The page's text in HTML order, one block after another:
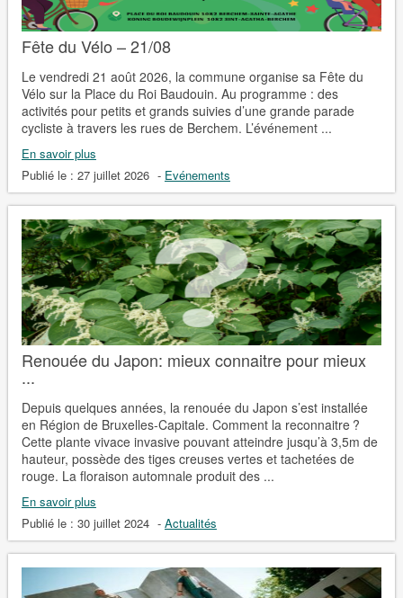
Fête du Vélo – 21/08
Le vendredi 21 août 2026, la commune organise sa Fête du
Vélo sur la Place du Roi Baudouin. Au programme : des
activités pour petits et grands suivies d’une grande parade
cycliste à travers les rues de Berchem. L’événement ...
En savoir plus
Publié le : 27 juillet 2026 - Evénements
Renouée du Japon: mieux connaitre pour mieux
...
Depuis quelques années, la renouée du Japon s’est installée
en Région de Bruxelles-Capitale. Comment la reconnaitre ?
Cette plante vivace invasive pouvant atteindre jusqu’à 3,5m de
hauteur, possède des tiges creuses vertes et tachetées de
rouge. La floraison automnale produit des ...
En savoir plus
Publié le : 30 juillet 2024 - Actualités